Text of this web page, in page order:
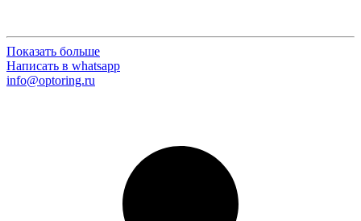
Показать больше
Написать в whatsapp
info@optoring.ru